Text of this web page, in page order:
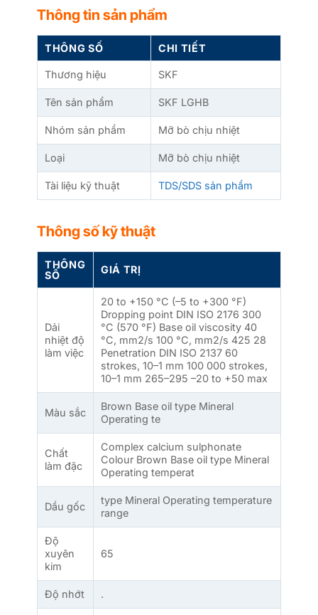
Thông tin sản phẩm
THÔNG SỐ CHI TIẾT
Thương hiệu SKF
Tên sản phẩm SKF LGHB
Nhóm sản phẩm Mỡ bò chịu nhiệt
Loại Mỡ bò chịu nhiệt
Tài liệu kỹ thuật TDS/SDS sản phẩm
Thông số kỹ thuật
THÔNG
SỐ
GIÁ TRỊ
Dải
nhiệt độ
làm việc
20 to +150 °C (–5 to +300 °F)
Dropping point DIN ISO 2176 300
°C (570 °F) Base oil viscosity 40
°C, mm2/s 100 °C, mm2/s 425 28
Penetration DIN ISO 2137 60
strokes, 10–1 mm 100 000 strokes,
10–1 mm 265–295 –20 to +50 max
Màu sắc
Brown Base oil type Mineral
Operating te
Chất
làm đặc
Complex calcium sulphonate
Colour Brown Base oil type Mineral
Operating temperat
Dầu gốc
type Mineral Operating temperature
range
Độ
xuyên
kim
65
Độ nhớt .